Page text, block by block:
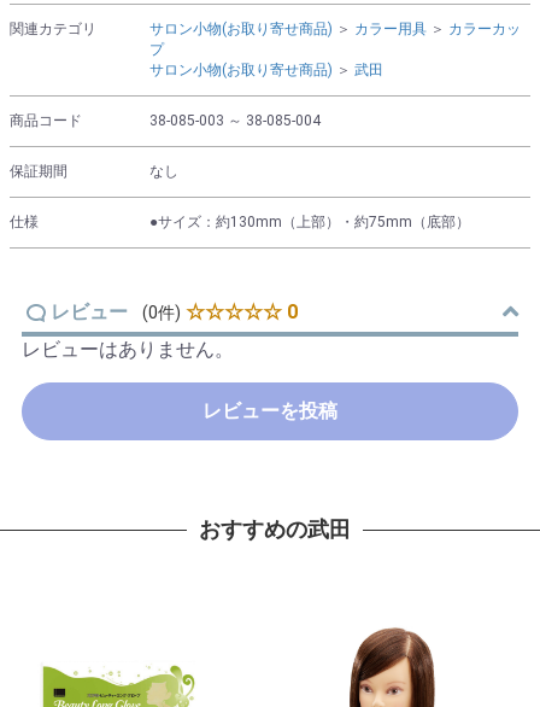
関連カテゴリ サロン小物(お取り寄せ商品) ＞ カラー用具 ＞ カラーカッ
プ
サロン小物(お取り寄せ商品) ＞ 武田
商品コード 38-085-003 ～ 38-085-004
保証期間 なし
仕様 ●サイズ：約130mm（上部）・約75mm（底部）
レビュー (0件) ☆☆☆☆☆ 0
レビューはありません。
レビューを投稿
おすすめの武田